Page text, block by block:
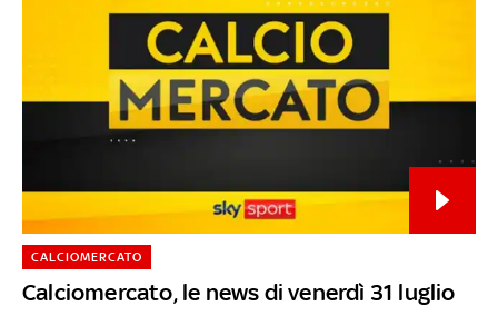
Calciomercato, le news di venerdì 31 luglio
CALCIOMERCATO